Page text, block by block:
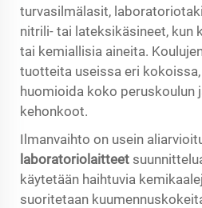
turvasilmälasit,
nitrili- tai lateksikäsineet, kun
tai kemiallisia aineita.
tuotteita useissa eri
huomioida koko peruskoulun
kehonkoot.
Ilmanvaihto on usein
laboratoriolaitteet
käytetään haihtuvia
suoritetaan